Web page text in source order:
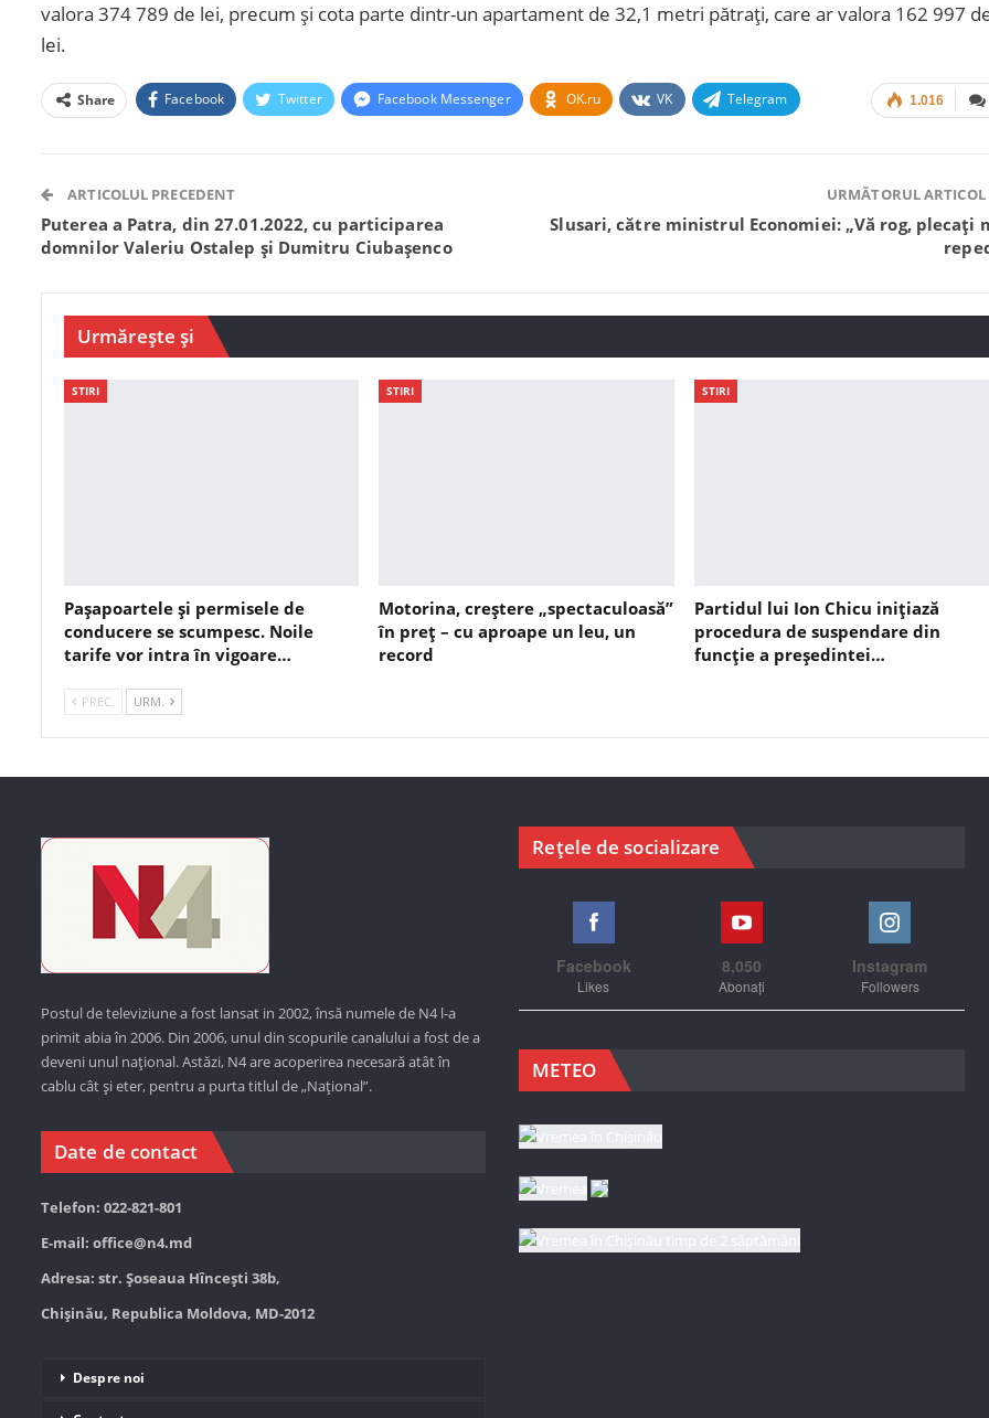
valora 374 789 de lei, precum și cota parte dintr-un apartament de 32,1 metri pătrați, care ar valora 162 997
lei.
1.016
Share Facebook Twitter Facebook Messenger OK.ru VK Telegram
ARTICOLUL PRECEDENT
Puterea a Patra, din 27.01.2022, cu participarea
domnilor Valeriu Ostalep și Dumitru Ciubașenco
URMĂTORUL ARTICOL
Slusari, către ministrul Economiei: „Vă rog, plecați
Urmărește și
STIRI
Pașapoartele și permisele de
conducere se scumpesc. Noile
tarife vor intra în vigoare…
STIRI
Motorina, creștere „spectaculoasă”
în preț – cu aproape un leu, un
record
STIRI
Partidul lui Ion Chicu inițiază
procedura de suspendare din
funcție a președintei…
PREC. URM.
Postul de televiziune a fost lansat in 2002, însă numele de N4 l-a
primit abia în 2006. Din 2006, unul din scopurile canalului a fost de a
deveni unul național. Astăzi, N4 are acoperirea necesară atât în
cablu cât și eter, pentru a purta titlul de „Național”.
Date de contact
Telefon: 022-821-801
E-mail: office@n4.md
Adresa: str. Șoseaua Hînceşti 38b,
Chișinău, Republica Moldova, MD-2012
Despre noi
Rețele de socializare
Facebook
Likes
8,050
Abonați
Instagram
Followers
METEO